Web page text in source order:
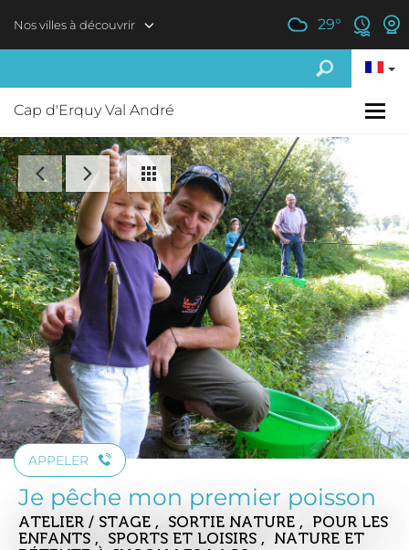
Nos villes à découvrir 29°
Cap d'Erquy Val André
APPELER
Je pêche mon premier poisson
ATELIER / STAGE , SORTIE NATURE , POUR LES
ENFANTS , SPORTS ET LOISIRS , NATURE ET